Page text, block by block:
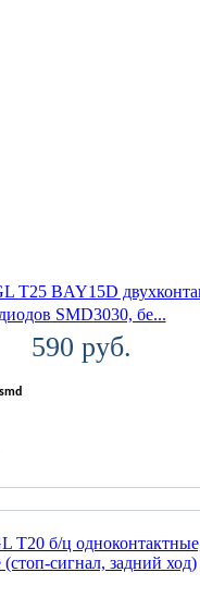
T25 BAY15D
диодов SMD3030, бе...
590 руб.